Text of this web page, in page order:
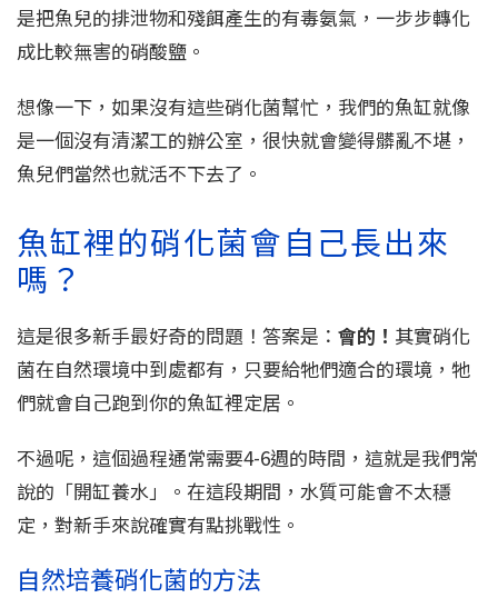
是把魚兒的排泄物和殘餌產生的有毒氨氣，一步步轉化
成比較無害的硝酸鹽。
想像一下，如果沒有這些硝化菌幫忙，我們的魚缸就像
是一個沒有清潔工的辦公室，很快就會變得髒亂不堪，
魚兒們當然也就活不下去了。
魚缸裡的硝化菌會自己長出來
嗎？
這是很多新手最好奇的問題！答案是： 會的！ 其實硝化
菌在自然環境中到處都有，只要給牠們適合的環境，牠
們就會自己跑到你的魚缸裡定居。
不過呢，這個過程通常需要4-6週的時間，這就是我們常
說的「開缸養水」。在這段期間，水質可能會不太穩
定，對新手來說確實有點挑戰性。
自然培養硝化菌的方法